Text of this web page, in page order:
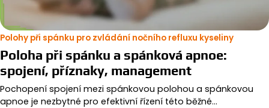
Polohy při spánku pro zvládání nočního refluxu kyseliny
Poloha při spánku a spánková apnoe:
spojení, příznaky, management
Pochopení spojení mezi spánkovou polohou a spánkovou
apnoe je nezbytné pro efektivní řízení této běžné…